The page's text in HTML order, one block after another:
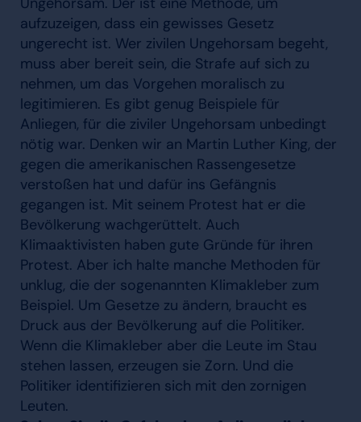
aufzuzeigen, dass ein gewisses Gesetz
ungerecht ist. Wer zivilen Ungehorsam begeht,
muss aber bereit sein, die Strafe auf sich zu
nehmen, um das Vorgehen moralisch zu
legitimieren. Es gibt genug Beispiele für
Anliegen, für die ziviler Ungehorsam unbedingt
nötig war. Denken wir an Martin Luther King, der
gegen die amerikanischen Rassengesetze
verstoßen hat und dafür ins Gefängnis
gegangen ist. Mit seinem Protest hat er die
Bevölkerung wachgerüttelt. Auch
Klimaaktivisten haben gute Gründe für ihren
Protest. Aber ich halte manche Methoden für
unklug, die der sogenannten Klimakleber zum
Beispiel. Um Gesetze zu ändern, braucht es
Druck aus der Bevölkerung auf die Politiker.
Wenn die Klimakleber aber die Leute im Stau
stehen lassen, erzeugen sie Zorn. Und die
Politiker identifizieren sich mit den zornigen
Leuten.